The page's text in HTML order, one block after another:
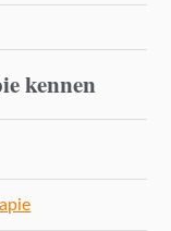
kennen